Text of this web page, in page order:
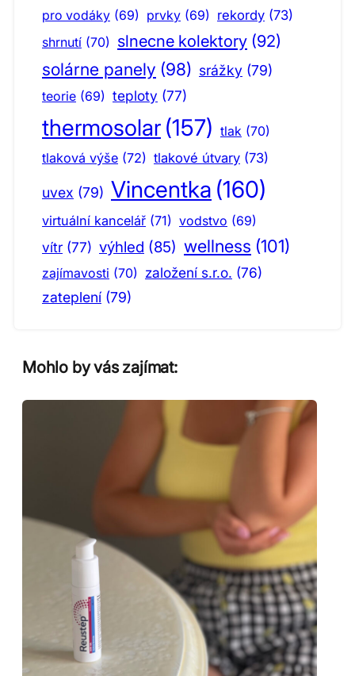
pro vodáky (69) prvky (69) rekordy (73)
shrnutí (70) slnecne kolektory (92)
solárne panely (98) srážky (79)
teorie (69) teploty (77)
thermosolar (157) tlak (70)
tlaková výše (72) tlakové útvary (73)
uvex (79) Vincentka (160)
virtuální kancelář (71) vodstvo (69)
vítr (77) výhled (85) wellness (101)
zajímavosti (70) založení s.r.o. (76)
zateplení (79)
Mohlo by vás zajímat: